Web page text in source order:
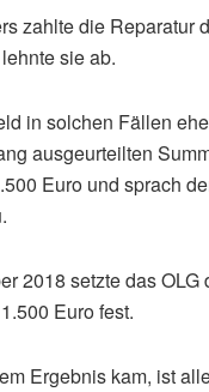
zahlte die
sie ab.
in solchen Fällen
ausgeurteilten
Euro und sprach
2018 setzte das
Euro fest.
Ergebnis kam, ist